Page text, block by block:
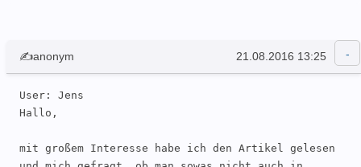
✍anonym 21.08.2016 13:25
User: Jens
Hallo,
mit großem Interesse habe ich den Artikel gelesen